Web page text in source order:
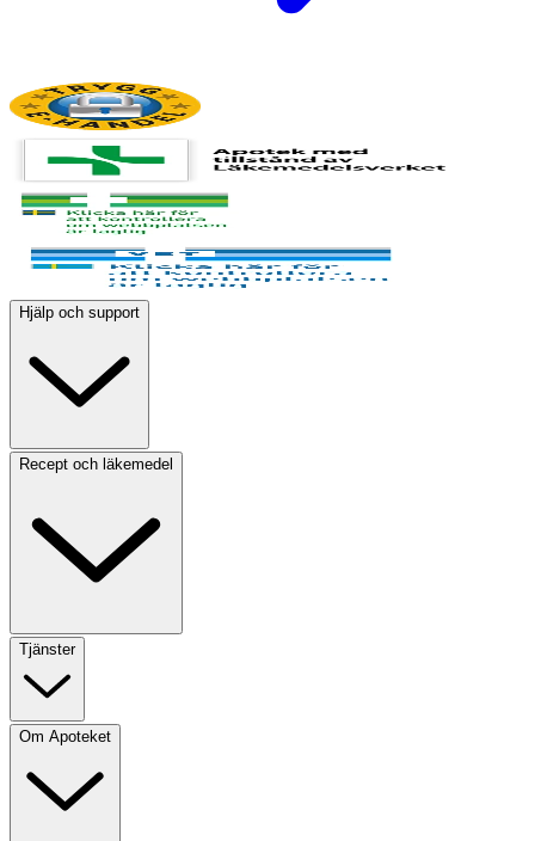
Hjälp och support
Recept och läkemedel
Tjänster
Om Apoteket